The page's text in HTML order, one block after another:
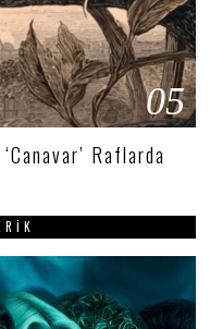
05
Raflarda